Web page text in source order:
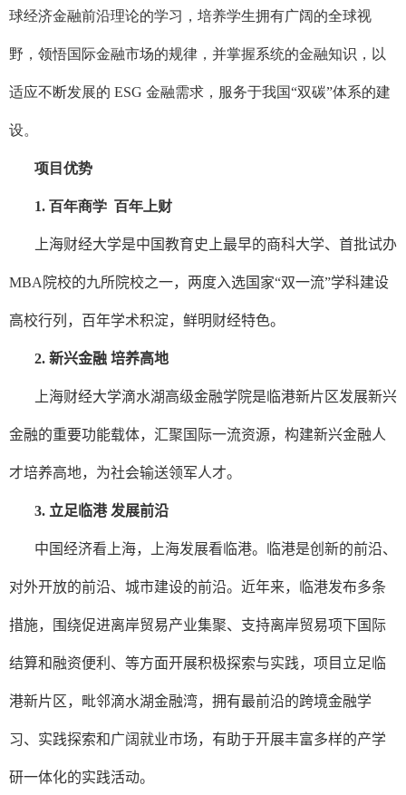
球经济金融前沿理论的学习，培养学生拥有广阔的全球视
野，领悟国际金融市场的规律，并掌握系统的金融知识，以
适应不断发展的 ESG 金融需求，服务于我国“双碳”体系的建
设。
项目优势
1. 百年商学 百年上财
上海财经大学是中国教育史上最早的商科大学、首批试办
MBA 院校的九所院校之一，两度入选国家“双一流”学科建设
高校行列，百年学术积淀，鲜明财经特色。
2. 新兴金融 培养高地
上海财经大学滴水湖高级金融学院是临港新片区发展新兴
金融的重要功能载体，汇聚国际一流资源，构建新兴金融人
才培养高地，为社会输送领军人才。
3. 立足临港 发展前沿
中国经济看上海，上海发展看临港。临港是创新的前沿、
对外开放的前沿、城市建设的前沿。近年来，临港发布多条
措施，围绕促进离岸贸易产业集聚、支持离岸贸易项下国际
结算和融资便利、等方面开展积极探索与实践，项目立足临
港新片区，毗邻滴水湖金融湾，拥有最前沿的跨境金融学
习、实践探索和广阔就业市场，有助于开展丰富多样的产学
研一体化的实践活动。